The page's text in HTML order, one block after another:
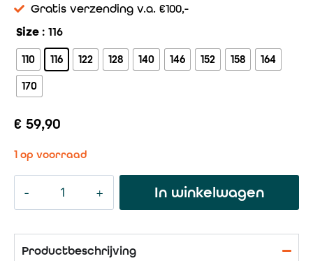
Gratis verzending v.a. €100,-
Size : 116
110 116 122 128 140 146 152 158
164
170
€ 59,90
1 op voorraad
In winkelwagen
Productbeschrijving